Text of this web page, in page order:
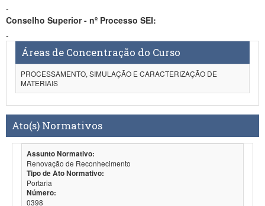
-
Conselho Superior - nº Processo SEI:
-
Áreas de Concentração do Curso
PROCESSAMENTO, SIMULAÇÃO E CARACTERIZAÇÃO DE
MATERIAIS
Ato(s) Normativos
Assunto Normativo:
Renovação de Reconhecimento
Tipo de Ato Normativo:
Portaria
Número:
0398